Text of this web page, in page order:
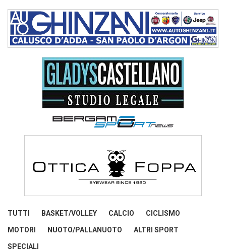
TUTTI BASKET/VOLLEY CALCIO CICLISMO
MOTORI NUOTO/PALLANUOTO ALTRI SPORT
SPECIALI